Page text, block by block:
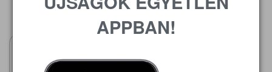
ÁrAPPBAN!